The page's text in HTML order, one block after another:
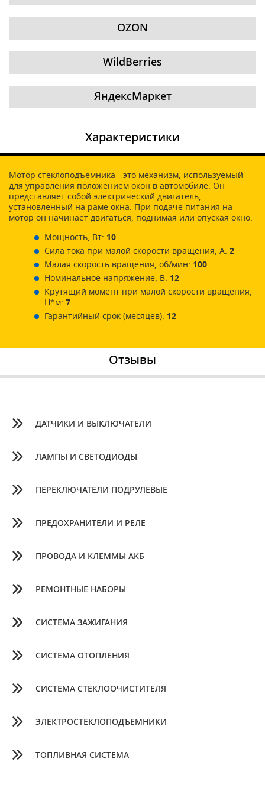
OZON
WildBerries
ЯндексМаркет
Характеристики
Мотор стеклоподъемника - это механизм, используемый
для управления положением окон в автомобиле. Он
представляет собой электрический двигатель,
установленный на раме окна. При подаче питания на
мотор он начинает двигаться, поднимая или опуская окно.
Мощность, Вт: 10
Сила тока при малой скорости вращения, А: 2
Малая скорость вращения, об/мин: 100
Номинальное напряжение, В: 12
Крутящий момент при малой скорости вращения,
Н*м: 7
Гарантийный срок (месяцев): 12
Отзывы
ДАТЧИКИ И ВЫКЛЮЧАТЕЛИ
ЛАМПЫ И СВЕТОДИОДЫ
ПЕРЕКЛЮЧАТЕЛИ ПОДРУЛЕВЫЕ
ПРЕДОХРАНИТЕЛИ И РЕЛЕ
ПРОВОДА И КЛЕММЫ АКБ
РЕМОНТНЫЕ НАБОРЫ
СИСТЕМА ЗАЖИГАНИЯ
СИСТЕМА ОТОПЛЕНИЯ
СИСТЕМА СТЕКЛООЧИСТИТЕЛЯ
ЭЛЕКТРОСТЕКЛОПОДЪЕМНИКИ
ТОПЛИВНАЯ СИСТЕМА